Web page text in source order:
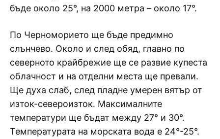
бъде около 25°, на 2000 метра – около 17°.
По Черноморието ще бъде предимно
слънчево. Около и след обяд, главно по
северното крайбрежие ще се развие купеста
облачност и на отделни места ще превали.
Ще духа слаб, след пладне умерен вятър от
изток-североизток. Максималните
температури ще бъдат между 27° и 30°.
Температурата на морската вода е 24°-25°.